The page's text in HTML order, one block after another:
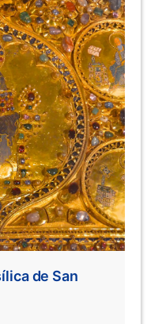
de San